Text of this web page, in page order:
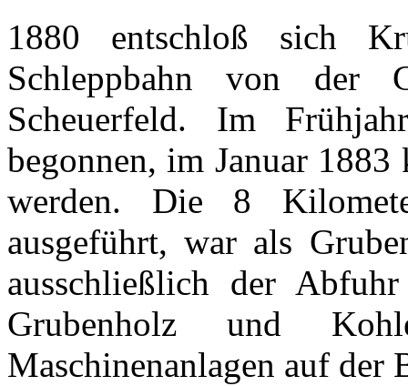
1880 entschloß sich
Schleppbahn von der
Scheuerfeld. Im
begonnen, im Januar
werden. Die 8
ausgeführt, war als
ausschließlich der
Grubenholz und
Maschinenanlagen auf der